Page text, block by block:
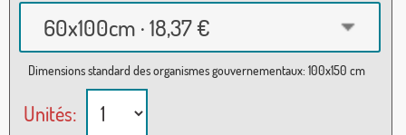
60x100cm · 18,37 €
Dimensions standard des organismes gouvernementaux: 100x150 cm
Unités: